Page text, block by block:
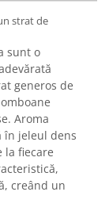
strat de
sunt o
generos de
Aroma
în jeleul dens
la fiecare
creând un